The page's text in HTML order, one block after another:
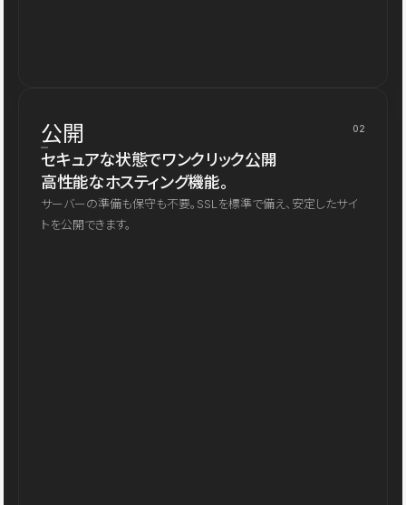
公開 02
セキュアな状態でワンクリック公開
高性能なホスティング機能。
サーバーの準備も保守も不要。SSLを標準で備え、安定したサイ
トを公開できます。